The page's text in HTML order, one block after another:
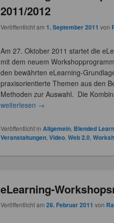
2011/2012
Veröffentlicht am1. September 2011 von
Am 27. Oktober 2011 startet die
mit dem neuem
den bewährten eLearning-
praxisorientierte Themen aus den
Methoden zur Auswahl. Die
weiterlesen →
Veröffentlicht in Allgemein Blended
Veranstaltungen ,Video ,Web 2.0 ,
eLearning-
Veröffentlicht am28. Februar 2011 von